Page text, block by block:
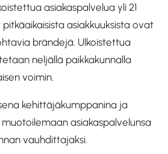
asiakaspalvelua yli 21
asiakkuuksista ovat
brändejä. Ulkoistettua
neljällä paikkakunnalla
voimin.
kehittäjäkumppanina ja
asiakaspalvelunsa
vauhdittajaksi.